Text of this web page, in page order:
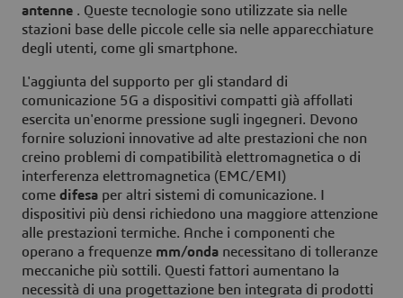
antenne . Queste tecnologie sono utilizzate sia nelle
stazioni base delle piccole celle sia nelle apparecchiature
degli utenti, come gli smartphone.
L'aggiunta del supporto per gli standard di
comunicazione 5G a dispositivi compatti già affollati
esercita un'enorme pressione sugli ingegneri. Devono
fornire soluzioni innovative ad alte prestazioni che non
creino problemi di compatibilità elettromagnetica o di
interferenza elettromagnetica (EMC/EMI)
come difesa per altri sistemi di comunicazione. I
dispositivi più densi richiedono una maggiore attenzione
alle prestazioni termiche. Anche i componenti che
operano a frequenze mm/onda necessitano di tolleranze
meccaniche più sottili. Questi fattori aumentano la
necessità di una progettazione ben integrata di prodotti